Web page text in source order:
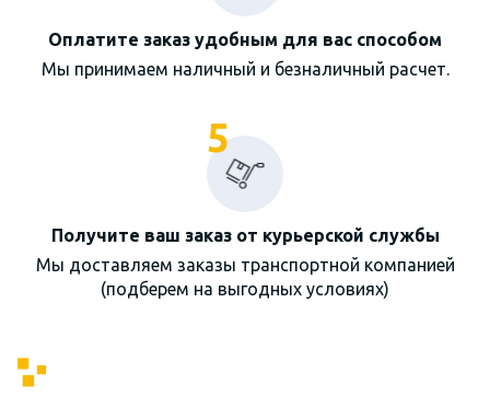
Оплатите заказ удобным для вас способом
Мы принимаем наличный и безналичный расчет.
5
Получите ваш заказ от курьерской службы
Мы доставляем заказы транспортной компанией
(подберем на выгодных условиях)